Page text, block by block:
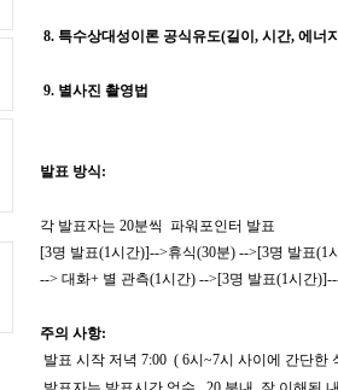
8. 특수상대성이론 공식유도(길이, 시간, 에너
9. 별사진 촬영법
발표 방식:
각 발표자는 20분씩 파워포인터 발표
[3명 발표(1시간)]-->휴식(30분) -->[3명 발표(1
--> 대화+ 별 관측(1시간) -->[3명 발표(1시간
주의 사항:
발표 시작 저녁 7:00 ( 6시~7시 사이에 간단한